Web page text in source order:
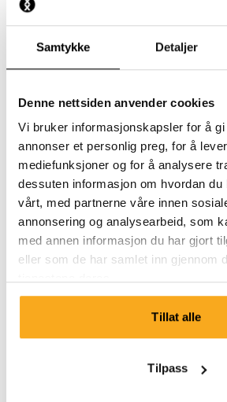
Samtykke Detaljer
Denne nettsiden anvender cookies
Vi bruker informasjonskapsler for å gi
annonser et personlig preg, for å
mediefunksjoner og for å analysere
dessuten informasjon om hvordan du
vårt, med partnerne våre innen
annonsering og analysearbeid, som
med annen informasjon du har gjort
eller som de har samlet inn gjennom
Tillat alle
Tilpass